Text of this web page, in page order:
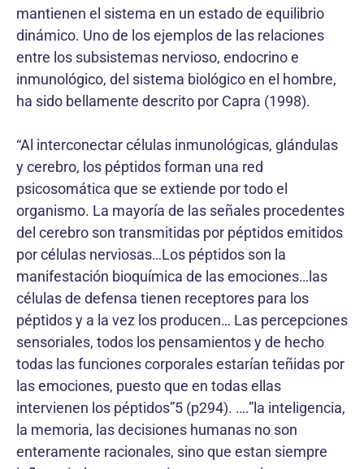
mantienen el sistema en un estado de equilibrio
dinámico. Uno de los ejemplos de las relaciones
entre los subsistemas nervioso, endocrino e
inmunológico, del sistema biológico en el hombre,
ha sido bellamente descrito por Capra (1998).
“Al interconectar células inmunológicas, glándulas
y cerebro, los péptidos forman una red
psicosomática que se extiende por todo el
organismo. La mayoría de las señales procedentes
del cerebro son transmitidas por péptidos emitidos
por células nerviosas…Los péptidos son la
manifestación bioquímica de las emociones…las
células de defensa tienen receptores para los
péptidos y a la vez los producen… Las percepciones
sensoriales, todos los pensamientos y de hecho
todas las funciones corporales estarían teñidas por
las emociones, puesto que en todas ellas
intervienen los péptidos”5 (p294). ….”la inteligencia,
la memoria, las decisiones humanas no son
enteramente racionales, sino que estan siempre